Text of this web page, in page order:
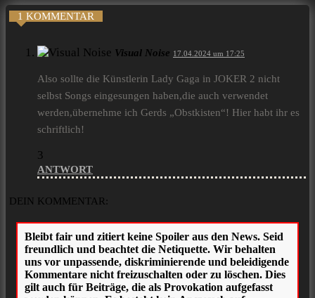
1 KOMMENTAR
Visual Noise 17.04.2024 um 17:25
Also sollte die Künstlerin Lady Gaga in JOKER 2 nicht
selbst Songs eingesungen haben,die auch verwendet
werden,übernehme ich Gerds „Obstkisten“! Hier habt ihr es
schriftlich!
3
ANTWORT
DEIN KOMMENTAR: